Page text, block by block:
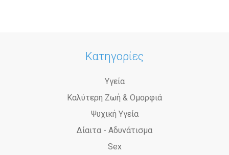
Κατηγορίες
Υγεία
Καλύτερη Ζωή & Ομορφιά
Ψυχική Υγεία
Δίαιτα - Αδυνάτισμα
Sex